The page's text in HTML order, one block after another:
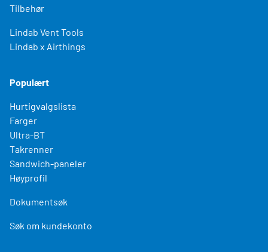
Tilbehør
Lindab Vent Tools
Lindab x Airthings
Populært
Hurtigvalgslista
Farger
Ultra-BT
Takrenner
Sandwich-paneler
Høyprofil
Dokumentsøk
Søk om kundekonto